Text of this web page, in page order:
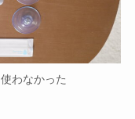
わなかった